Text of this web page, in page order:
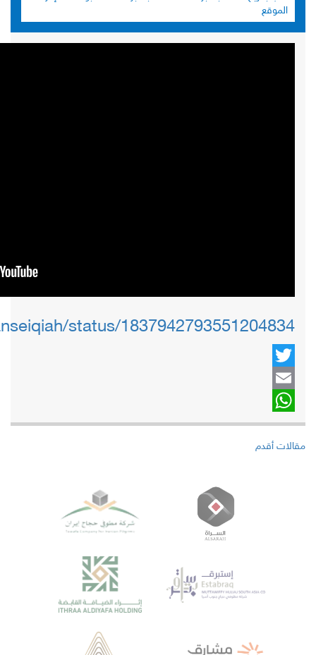
الموقع
status/1837942793551204834
Twitter
Email
WhatsApp
تصفّح
مقالات أقدم